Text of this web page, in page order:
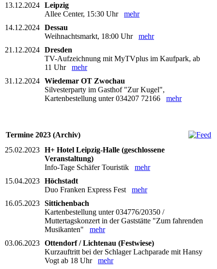
13.12.2024 Leipzig
Allee Center, 15:30 Uhr mehr
14.12.2024 Dessau
Weihnachtsmarkt, 18:00 Uhr mehr
21.12.2024 Dresden
TV-Aufzeichnung mit MyTVplus im Kaufpark, ab
11 Uhr mehr
31.12.2024 Wiedemar OT Zwochau
Silvesterparty im Gasthof "Zur Kugel",
Kartenbestellung unter 034207 72166 mehr
Termine 2023 (Archiv)
25.02.2023 H+ Hotel Leipzig-Halle (geschlossene
Veranstaltung)
Info-Tage Schäfer Touristik mehr
15.04.2023 Höchstadt
Duo Franken Express Fest mehr
16.05.2023 Sittichenbach
Kartenbestellung unter 034776/20350 /
Muttertagskonzert in der Gaststätte "Zum fahrenden
Musikanten" mehr
03.06.2023 Ottendorf / Lichtenau (Festwiese)
Kurzauftritt bei der Schlager Lachparade mit Hansy
Vogt ab 18 Uhr mehr